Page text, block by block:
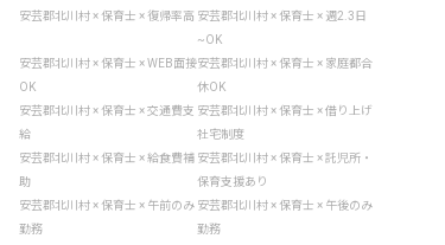
安芸郡北川村 × 保育士 × 復帰率高 安芸郡北川村 × 保育士 × 週2.3日
~OK
安芸郡北川村 × 保育士 × WEB面接
OK
安芸郡北川村 × 保育士 × 家庭都合
休OK
安芸郡北川村 × 保育士 × 交通費支
給
安芸郡北川村 × 保育士 × 借り上げ
社宅制度
安芸郡北川村 × 保育士 × 給食費補
助
安芸郡北川村 × 保育士 × 託児所・
保育支援あり
安芸郡北川村 × 保育士 × 午前のみ
勤務
安芸郡北川村 × 保育士 × 午後のみ
勤務